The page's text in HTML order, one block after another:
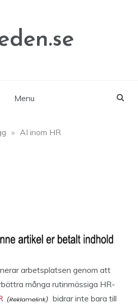
Menu
» AI inom HR
arbetsplatsen genom att
många rutinmässiga HR-
bidrar inte bara till